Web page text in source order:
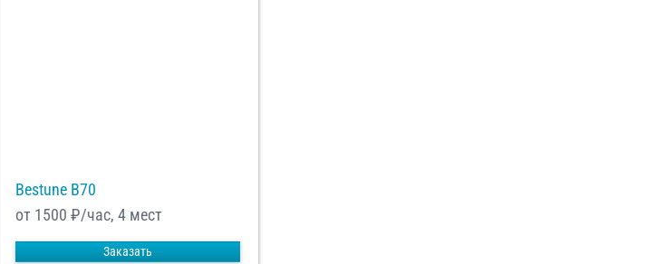
Bestune B70
от 1500 ₽/час, 4 мест
Заказать